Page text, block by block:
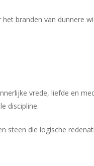
branden van dunnere
vrede, liefde en
discipline.
steen die logische